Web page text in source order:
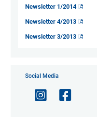
Newsletter 1/2014
Newsletter 4/2013
Newsletter 3/2013
Social Media